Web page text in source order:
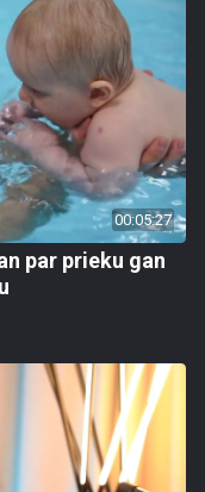
00:05:27
par prieku gan